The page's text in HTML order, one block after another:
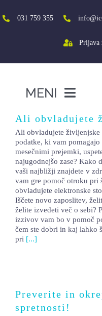
to
content
031 759 355
Prijava
MENI
DOMOV
O NAS
VIŠJA ŠOLA
SREDNJA ŠOLA
PROJEKTI
SOCIALNA AKTIVACIJA+
LOKALNA TOČKA SVOS
60-LETNICA
Ali obvladujete
Ali obvladujete
podatke, ki vam
mesečnimi prejemki,
najugodnejšo zase? Kako
vaši najbližji znajdete v
vam gre pomoč otroku pri
obvladujete elektronske
Iščete novo zaposlitev,
želite izvedeti več o sebi?
izzivov vam bo v pomoč
čem ste dobri in kaj lahko
pri [...]
Preverite in
spretnosti!